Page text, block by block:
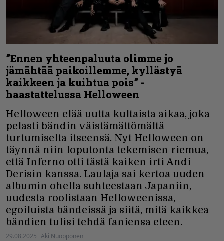
”Ennen yhteenpaluuta olimme jo
jämähtää paikoillemme, kyllästyä
kaikkeen ja kuihtua pois” -
haastattelussa Helloween
Helloween elää uutta kultaista aikaa, joka
pelasti bändin väistämättömältä
turtumiselta itseensä. Nyt Helloween on
täynnä niin loputonta tekemisen riemua,
että Inferno otti tästä kaiken irti Andi
Derisin kanssa. Laulaja sai kertoa uuden
albumin ohella suhteestaan Japaniin,
uudesta roolistaan Helloweenissa,
egoiluista bändeissä ja siitä, mitä kaikkea
bändien tulisi tehdä faniensa eteen.
29.08.2025 Aki Nuopponen